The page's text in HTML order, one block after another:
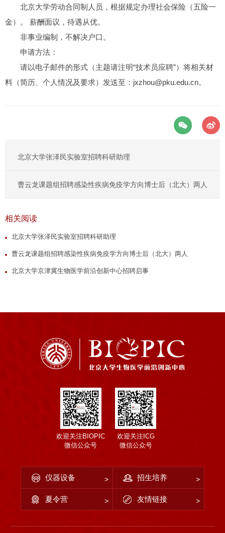
北京大学劳动合同制人员，根据规定办理社会保险（五险一
金）。 薪酬面议，待遇从优。
非事业编制，不解决户口。
申请方法：
请以电子邮件的形式（主题请注明“技术员应聘”）将相关材
料（简历、个人情况及要求）发送至：jxzhou@pku.edu.cn。
北京大学张泽民实验室招聘科研助理
曹云龙课题组招聘感染性疾病免疫学方向博士后（北大）两人
相关阅读
北京大学张泽民实验室招聘科研助理
曹云龙课题组招聘感染性疾病免疫学方向博士后（北大）两人
北京大学京津冀生物医学前沿创新中心招聘启事
欢迎关注BIOPIC
微信公众号
欢迎关注ICG
微信公众号
仪器设备 招生培养
夏令营 友情链接